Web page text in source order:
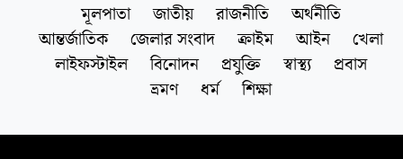
মূলপাতা জাতীয় রাজনীতি
অর্থনীতি
আন্তর্জাতিক
জেলার সংবাদ ক্রাইম আইন
খেলা
লাইফস্টাইল
বিনোদন প্রযুক্তি স্বাস্থ্য
প্রবাস
ভ্রমণ
ধর্ম শিক্ষা